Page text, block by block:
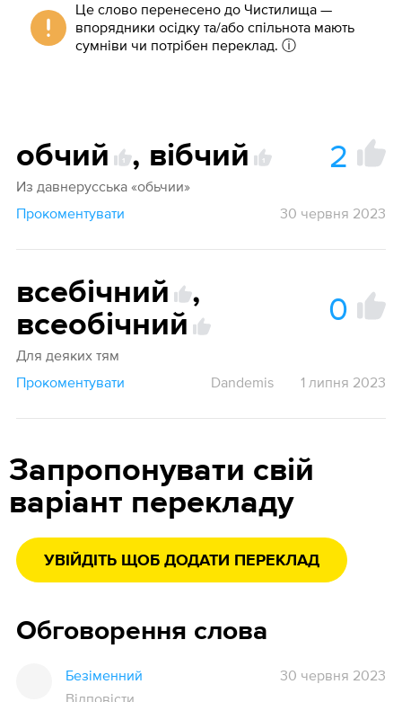
Це слово перенесено до Чистилища —
впорядники осідку та/або спільнота мають
сумніви чи потрібен переклад. ⓘ
обчий , вібчий 2
Из давнерусська «обьчии»
Прокоментувати
30 червня 2023
всебічний
,
всеобічний
0
Для деяких тям
Прокоментувати
Dandemis 1 липня 2023
Запропонувати свій
варіант перекладу
УВІЙДІТЬ ЩОБ ДОДАТИ ПЕРЕКЛАД
Обговорення слова
Безіменний
30 червня 2023